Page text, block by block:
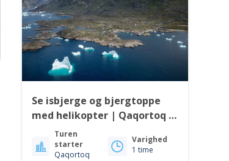
Se isbjerge og bjergtoppe
med helikopter | Qaqortoq |
Sydgrønland
Turen
starter
Qaqortoq
Varighed
1 time